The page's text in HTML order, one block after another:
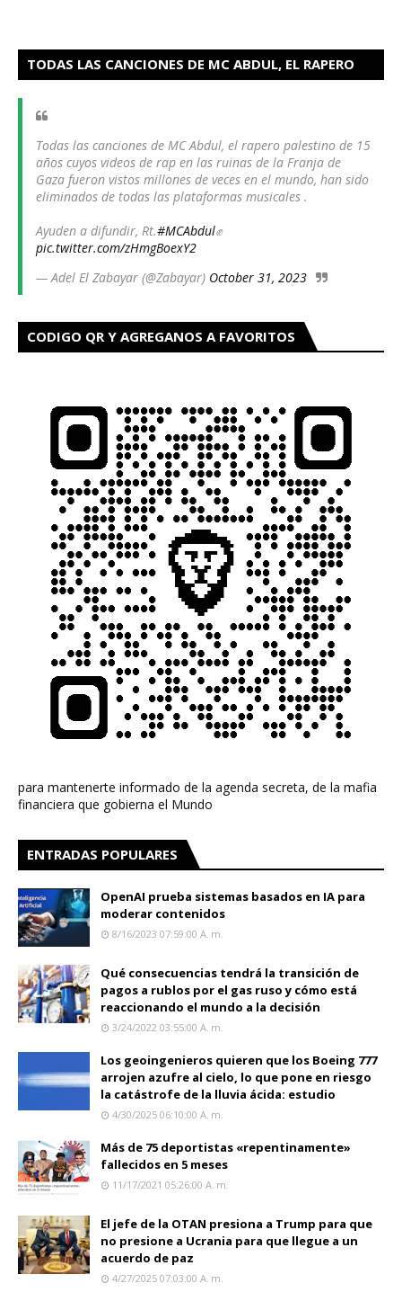
TODAS LAS CANCIONES DE MC ABDUL, EL RAPERO
Todas las canciones de MC Abdul, el rapero palestino de 15
años cuyos videos de rap en las ruinas de la Franja de
Gaza fueron vistos millones de veces en el mundo, han sido
eliminados de todas las plataformas musicales .
Ayuden a difundir, Rt.#MCAbdul✊
pic.twitter.com/zHmgBoexY2
— Adel El Zabayar (@Zabayar) October 31, 2023
CODIGO QR Y AGREGANOS A FAVORITOS
para mantenerte informado de la agenda secreta, de la mafia
financiera que gobierna el Mundo
ENTRADAS POPULARES
OpenAI prueba sistemas basados en IA para
moderar contenidos
8/16/2023 07:59:00 A. M.
Qué consecuencias tendrá la transición de
pagos a rublos por el gas ruso y cómo está
reaccionando el mundo a la decisión
3/24/2022 03:55:00 A. M.
Los geoingenieros quieren que los Boeing 777
arrojen azufre al cielo, lo que pone en riesgo
la catástrofe de la lluvia ácida: estudio
4/30/2025 06:10:00 A. M.
Más de 75 deportistas «repentinamente»
fallecidos en 5 meses
11/17/2021 05:26:00 A. M.
El jefe de la OTAN presiona a Trump para que
no presione a Ucrania para que llegue a un
acuerdo de paz
4/27/2025 07:03:00 A. M.